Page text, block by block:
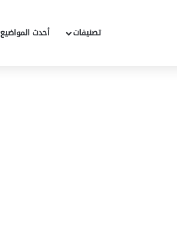
تصنيفات أحدث المواضيع